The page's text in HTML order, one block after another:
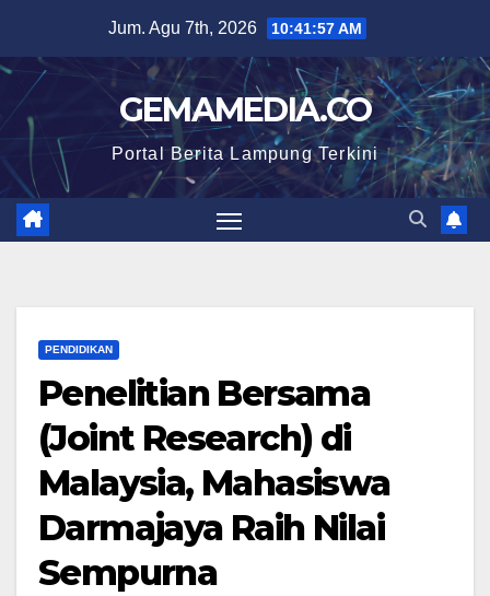
content
Jum. Agu 7th, 2026 10:41:58 AM
GEMAMEDIA.CO
Portal Berita Lampung Terkini
PENDIDIKAN
Penelitian Bersama
(Joint Research) di
Malaysia, Mahasiswa
Darmajaya Raih Nilai
Sempurna